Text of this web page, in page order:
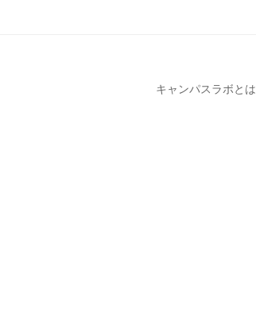
キャンパスラボとは